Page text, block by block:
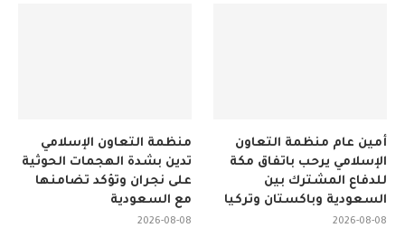
منظمة التعاون الإسلامي
تدين بشدة الهجمات الحوثية
على نجران وتؤكد تضامنها
مع السعودية
2026-08-08
أمين عام منظمة التعاون
الإسلامي يرحب باتفاق مكة
للدفاع المشترك بين
السعودية وباكستان وتركيا
2026-08-08